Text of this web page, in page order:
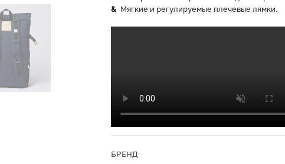
Мягкие и регулируемые плечевые лямки.
БРЕНД